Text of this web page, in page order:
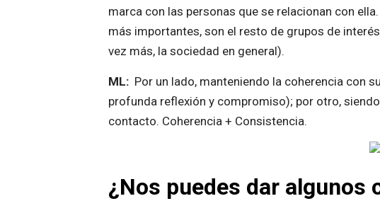
marca con las personas que se relacionan con
más importantes, son el resto de grupos de
vez más, la sociedad en general).
ML: Por un lado, manteniendo la coherencia con
profunda reflexión y compromiso); por otro,
contacto. Coherencia + Consistencia.
¿Nos puedes dar algunos